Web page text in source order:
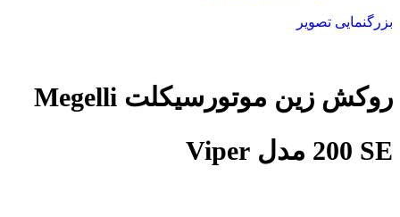
بزرگنمایی تصویر
روکش زین موتورسیکلت Megelli
200 SE مدل Viper